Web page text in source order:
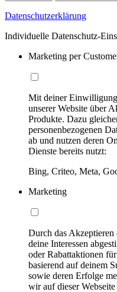
Datenschutzerklärung
Individuelle Datenschutz-
Marketing per
Mit deiner
unserer Website über
Produkte. Dazu
personenbezogenen
ab und nutzen deren
Dienste bereits nutzt:
Bing, Criteo, Meta,
Marketing
Durch das
deine Interessen
oder Rabattaktionen
basierend auf deinem
sowie deren Erfolge
wir auf dieser